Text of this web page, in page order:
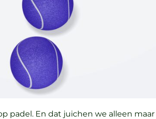
padel. En dat juichen we alleen maar